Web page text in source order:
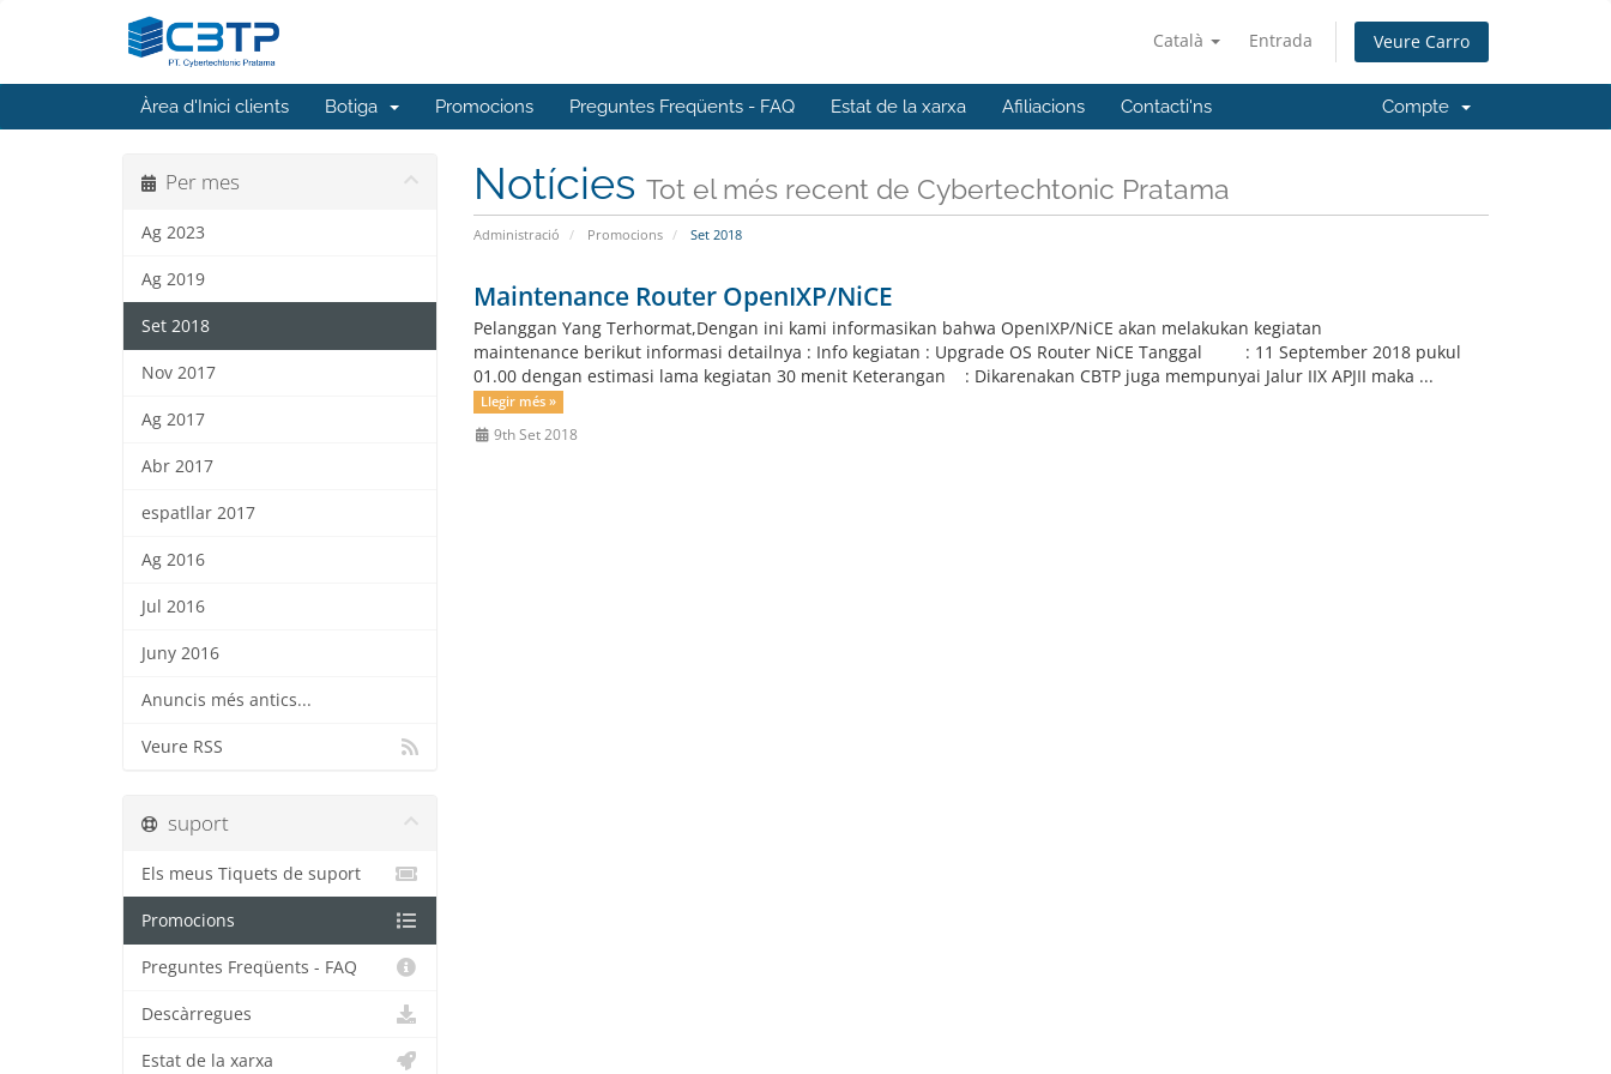
Català Entrada Veure Carro
Àrea d'Inici clients Botiga Promocions Preguntes Freqüents - FAQ Estat de la xarxa Afiliacions Contacti'ns Compte
Notícies Tot el més recent de Cybertechtonic Pratama
Administració Promocions Set 2018
Per mes
Ag 2023
Ag 2019
Set 2018
Nov 2017
Ag 2017
Abr 2017
espatllar 2017
Ag 2016
Jul 2016
Juny 2016
Anuncis més antics...
Veure RSS
Maintenance Router OpenIXP/NiCE
Pelanggan Yang Terhormat,Dengan ini kami informasikan bahwa OpenIXP/NiCE akan melakukan kegiatan
maintenance berikut informasi detailnya : Info kegiatan : Upgrade OS Router NiCE Tanggal : 11 September 2018 pukul
01.00 dengan estimasi lama kegiatan 30 menit Keterangan : Dikarenakan CBTP juga mempunyai Jalur IIX APJII maka ...
Llegir més »
9th Set 2018
suport
Els meus Tiquets de suport
Promocions
Preguntes Freqüents - FAQ
Descàrregues
Estat de la xarxa